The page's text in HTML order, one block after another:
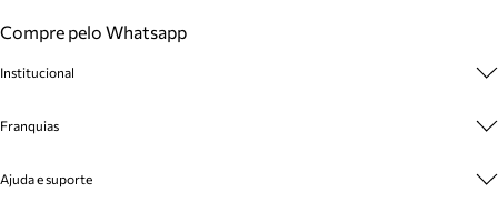
Compre pelo Whatsapp
Institucional
Cashback
Venda Corporativa
Franquias
Plano de Negócio
Ajuda e suporte